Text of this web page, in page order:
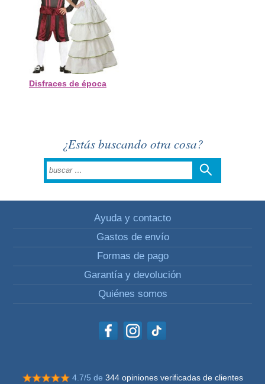
Disfraces de época
¿Estás buscando otra cosa?
Ayuda y contacto
Gastos de envío
Formas de pago
Garantía y devolución
Quiénes somos
4.7/5 de 344 opiniones verificadas de clientes